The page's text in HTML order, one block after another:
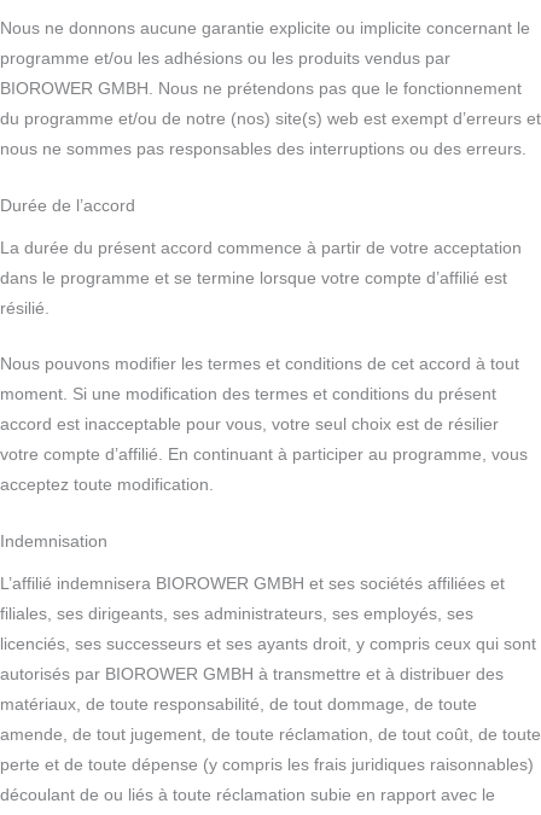
Nous ne donnons aucune garantie explicite ou implicite concernant le
programme et/ou les adhésions ou les produits vendus par
BIOROWER GMBH. Nous ne prétendons pas que le fonctionnement
du programme et/ou de notre (nos) site(s) web est exempt d’erreurs et
nous ne sommes pas responsables des interruptions ou des erreurs.
Durée de l’accord
La durée du présent accord commence à partir de votre acceptation
dans le programme et se termine lorsque votre compte d’affilié est
résilié.
Nous pouvons modifier les termes et conditions de cet accord à tout
moment. Si une modification des termes et conditions du présent
accord est inacceptable pour vous, votre seul choix est de résilier
votre compte d’affilié. En continuant à participer au programme, vous
acceptez toute modification.
Indemnisation
L’affilié indemnisera BIOROWER GMBH et ses sociétés affiliées et
filiales, ses dirigeants, ses administrateurs, ses employés, ses
licenciés, ses successeurs et ses ayants droit, y compris ceux qui sont
autorisés par BIOROWER GMBH à transmettre et à distribuer des
matériaux, de toute responsabilité, de tout dommage, de toute
amende, de tout jugement, de toute réclamation, de tout coût, de toute
perte et de toute dépense (y compris les frais juridiques raisonnables)
découlant de ou liés à toute réclamation subie en rapport avec le